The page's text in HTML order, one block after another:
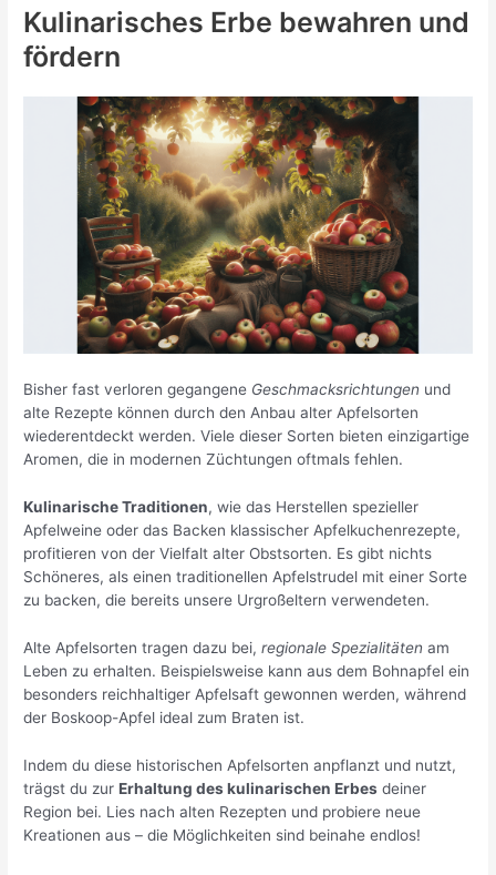
Kulinarisches Erbe bewahren und
fördern
Bisher fast verloren gegangene Geschmacksrichtungen und
alte Rezepte können durch den Anbau alter Apfelsorten
wiederentdeckt werden. Viele dieser Sorten bieten einzigartige
Aromen, die in modernen Züchtungen oftmals fehlen.
Kulinarische Traditionen, wie das Herstellen spezieller
Apfelweine oder das Backen klassischer Apfelkuchenrezepte,
profitieren von der Vielfalt alter Obstsorten. Es gibt nichts
Schöneres, als einen traditionellen Apfelstrudel mit einer Sorte
zu backen, die bereits unsere Urgroßeltern verwendeten.
Alte Apfelsorten tragen dazu bei,regionale Spezialitäten am
Leben zu erhalten. Beispielsweise kann aus dem Bohnapfel ein
besonders reichhaltiger Apfelsaft gewonnen werden, während
der Boskoop-Apfel ideal zum Braten ist.
Indem du diese historischen Apfelsorten anpflanzt und nutzt,
trägst du zurErhaltung des kulinarischen Erbes deiner
Region bei. Lies nach alten Rezepten und probiere neue
Kreationen aus – die Möglichkeiten sind beinahe endlos!